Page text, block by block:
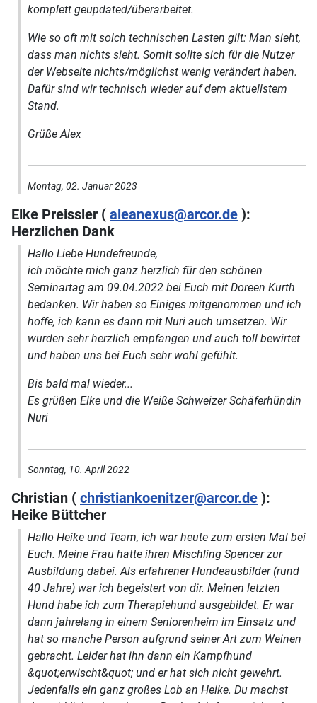
komplett geupdated/überarbeitet.
Wie so oft mit solch technischen Lasten gilt: Man sieht,
dass man nichts sieht. Somit sollte sich für die Nutzer
der Webseite nichts/möglichst wenig verändert haben.
Dafür sind wir technisch wieder auf dem aktuellstem
Stand.
Grüße Alex
Montag, 02. Januar 2023
Elke Preissler ( aleanexus@arcor.de ):
Herzlichen Dank
Hallo Liebe Hundefreunde,
ich möchte mich ganz herzlich für den schönen
Seminartag am 09.04.2022 bei Euch mit Doreen Kurth
bedanken. Wir haben so Einiges mitgenommen und ich
hoffe, ich kann es dann mit Nuri auch umsetzen. Wir
wurden sehr herzlich empfangen und auch toll bewirtet
und haben uns bei Euch sehr wohl gefühlt.
Bis bald mal wieder...
Es grüßen Elke und die Weiße Schweizer Schäferhündin
Nuri
Sonntag, 10. April 2022
Christian ( christiankoenitzer@arcor.de ):
Heike Büttcher
Hallo Heike und Team, ich war heute zum ersten Mal bei
Euch. Meine Frau hatte ihren Mischling Spencer zur
Ausbildung dabei. Als erfahrener Hundeausbilder (rund
40 Jahre) war ich begeistert von dir. Meinen letzten
Hund habe ich zum Therapiehund ausgebildet. Er war
dann jahrelang in einem Seniorenheim im Einsatz und
hat so manche Person aufgrund seiner Art zum Weinen
gebracht. Leider hat ihn dann ein Kampfhund
&quot;erwischt&quot; und er hat sich nicht gewehrt.
Jedenfalls ein ganz großes Lob an Heike. Du machst